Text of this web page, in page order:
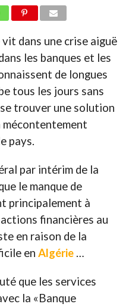
vit dans une crise aiguë
les banques et les
de longues
tous les jours sans
trouver une solution
mécontentement
pays.
par intérim de la
le manque de
principalement à
financières au
en raison de la
en Algérie…
que les services
la «Banque